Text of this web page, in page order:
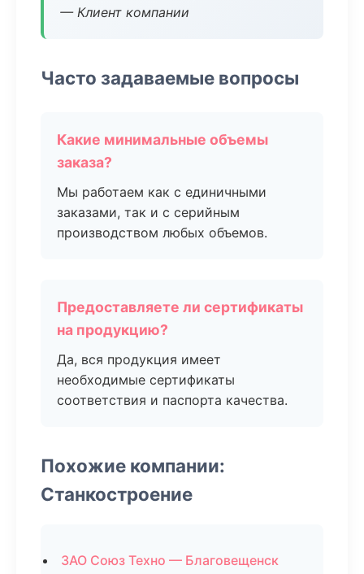
— Клиент компании
Часто задаваемые вопросы
Какие минимальные объемы
заказа?
Мы работаем как с единичными
заказами, так и с серийным
производством любых объемов.
Предоставляете ли сертификаты
на продукцию?
Да, вся продукция имеет
необходимые сертификаты
соответствия и паспорта качества.
Похожие компании:
Станкостроение
ЗАО Союз Техно — Благовещенск